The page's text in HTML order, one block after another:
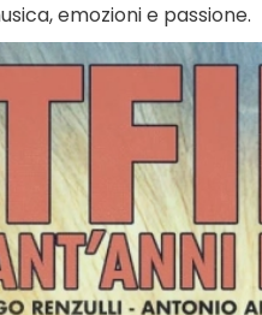
emozioni e passione.